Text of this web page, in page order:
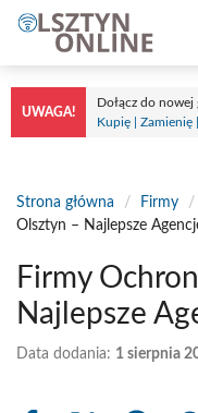
Przejdź
treści
UWAGA!
Dołącz do nowej
Kupię | Zamienię
Strona główna / Firmy /
Olsztyn – Najlepsze
Firmy
Najlepsze
Data dodania: 1 sierpnia